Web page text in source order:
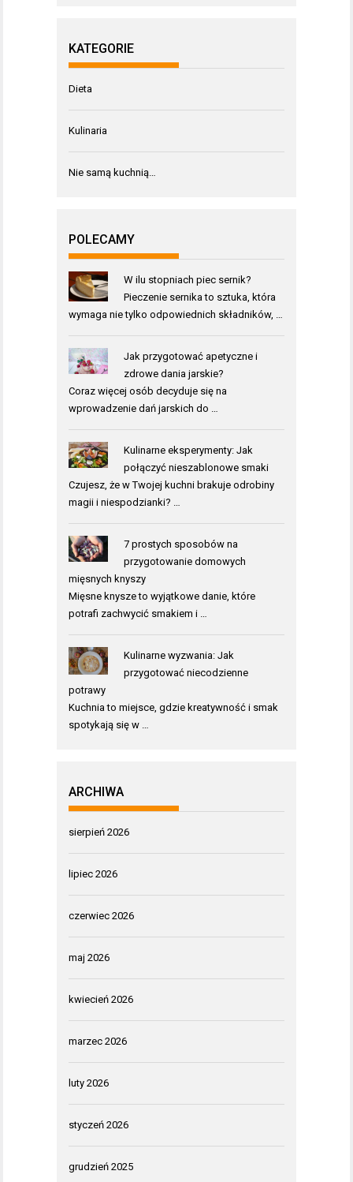
KATEGORIE
Dieta
Kulinaria
Nie samą kuchnią…
POLECAMY
W ilu stopniach piec sernik?
Pieczenie sernika to sztuka, która
wymaga nie tylko odpowiednich składników, …
Jak przygotować apetyczne i
zdrowe dania jarskie?
Coraz więcej osób decyduje się na
wprowadzenie dań jarskich do …
Kulinarne eksperymenty: Jak
połączyć nieszablonowe smaki
Czujesz, że w Twojej kuchni brakuje odrobiny
magii i niespodzianki? …
7 prostych sposobów na
przygotowanie domowych
mięsnych knyszy
Mięsne knysze to wyjątkowe danie, które
potrafi zachwycić smakiem i …
Kulinarne wyzwania: Jak
przygotować niecodzienne
potrawy
Kuchnia to miejsce, gdzie kreatywność i smak
spotykają się w …
ARCHIWA
sierpień 2026
lipiec 2026
czerwiec 2026
maj 2026
kwiecień 2026
marzec 2026
luty 2026
styczeń 2026
grudzień 2025